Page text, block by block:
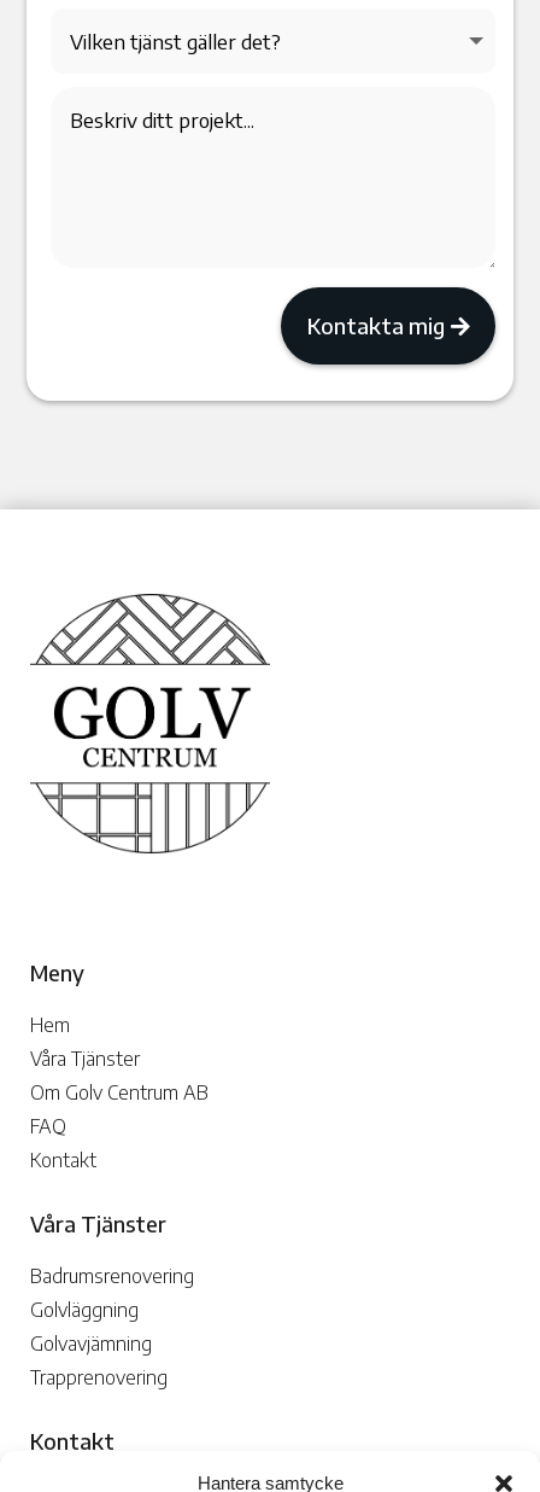
Hantera samtycke
Kontakta mig
Meny
Hem
Våra Tjänster
Om Golv Centrum AB
FAQ
Kontakt
Våra Tjänster
Badrumsrenovering
Golvläggning
Golvavjämning
Trapprenovering
Kontakt